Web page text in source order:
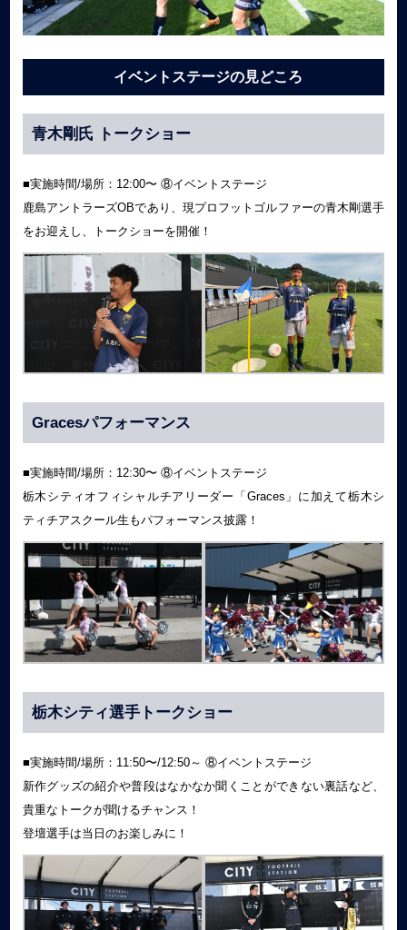
イベントステージの見どころ
青木剛氏 トークショー
■実施時間/場所：12:00〜 ⑧イベントステージ
鹿島アントラーズOBであり、現プロフットゴルファーの青木剛選手
をお迎えし、トークショーを開催！
Gracesパフォーマンス
■実施時間/場所：12:30〜 ⑧イベントステージ
栃木シティオフィシャルチアリーダー「Graces」に加えて栃木シ
ティチアスクール生もパフォーマンス披露！
栃木シティ選手トークショー
■実施時間/場所：11:50〜/12:50～ ⑧イベントステージ
新作グッズの紹介や普段はなかなか聞くことができない裏話など、
貴重なトークが聞けるチャンス！
登壇選手は当日のお楽しみに！